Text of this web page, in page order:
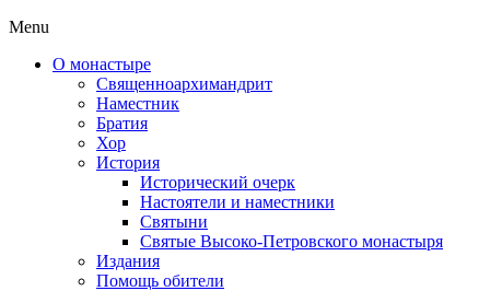
Menu
О монастыре
Священноархимандрит
Наместник
Братия
Хор
История
Исторический очерк
Настоятели и наместники
Святыни
Святые Высоко-Петровского монастыря
Издания
Помощь обители